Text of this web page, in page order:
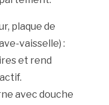
plaque de
vaisselle) :
et rend
avec douche